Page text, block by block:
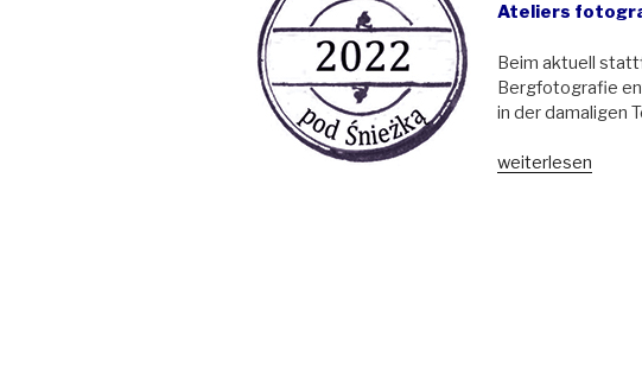
Ateliers
Beim aktuell
Bergfotografie
in der damaligen
„Fotoatelier
weiterlesen